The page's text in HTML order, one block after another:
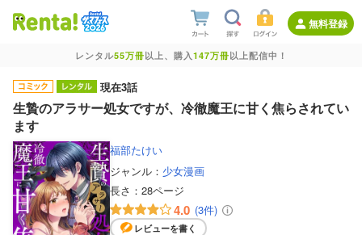
無料登録
レンタル55万冊以上、購入147万冊以上配信中！
現在3話
生贄のアラサー処女ですが、冷徹魔王に甘く焦らされてい
ます
福部たけい
ジャンル： 少女漫画
長さ： 28ページ
4.0 (3件)
レビューを書く